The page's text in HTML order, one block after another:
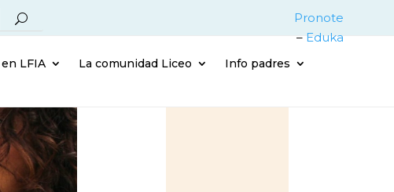
Pronote
–Eduka
LFIA La comunidad Liceo
Info padres